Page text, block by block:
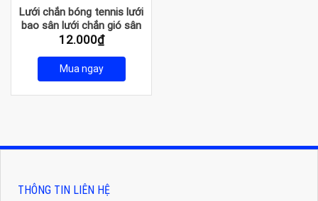
Lưới chắn bóng tennis lưới
bao sân lưới chắn gió sân
tennis
12.000₫
Mua ngay
THÔNG TIN LIÊN HỆ